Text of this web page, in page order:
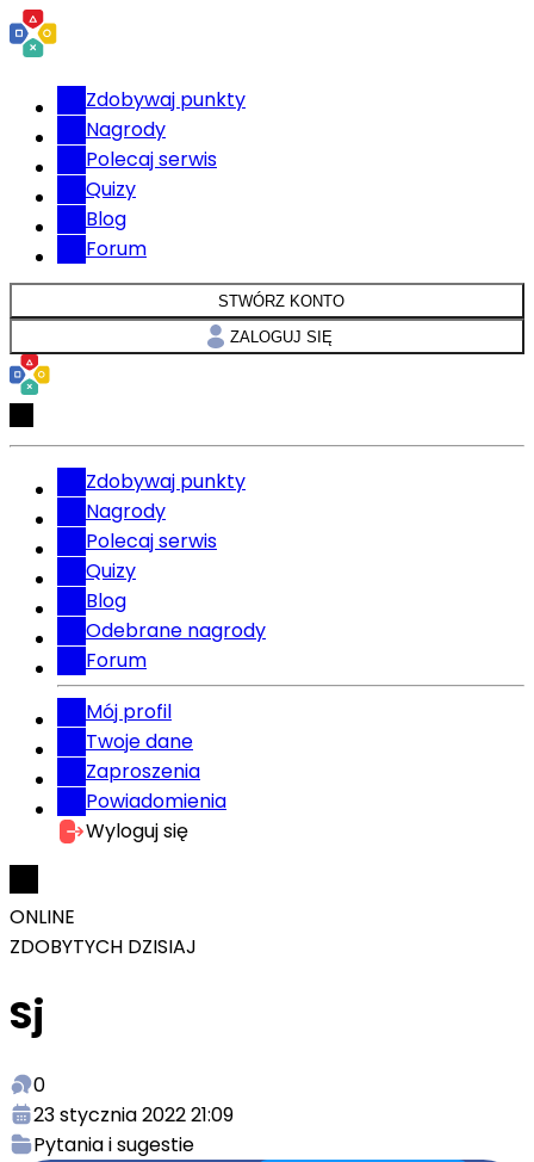
Zdobywaj punkty
Nagrody
Polecaj serwis
Quizy
Blog
Forum
STWÓRZ KONTO
ZALOGUJ SIĘ
Zdobywaj punkty
Nagrody
Polecaj serwis
Quizy
Blog
Odebrane nagrody
Forum
Mój profil
Twoje dane
Zaproszenia
Powiadomienia
Wyloguj się
ONLINE
ZDOBYTYCH DZISIAJ
Sj
0
23 stycznia 2022 21:09
Pytania i sugestie